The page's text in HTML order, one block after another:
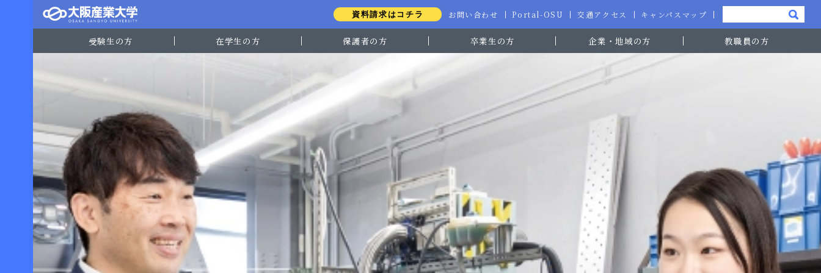
資料請求はコチラ お問い合わせ Portal-OSU 交通アクセス キャンパスマップ
受験生の方 在学生の方 保護者の方 卒業生の方 企業・地域の方 教職員の方